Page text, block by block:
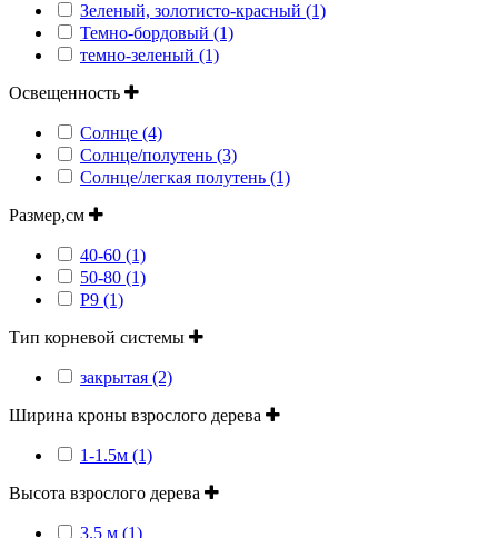
Зеленый, золотисто-красный (1)
Темно-бордовый (1)
темно-зеленый (1)
Освещенность
Солнце (4)
Солнце/полутень (3)
Солнце/легкая полутень (1)
Размер,см
40-60 (1)
50-80 (1)
Р9 (1)
Тип корневой системы
закрытая (2)
Ширина кроны взрослого дерева
1-1.5м (1)
Высота взрослого дерева
3.5 м (1)